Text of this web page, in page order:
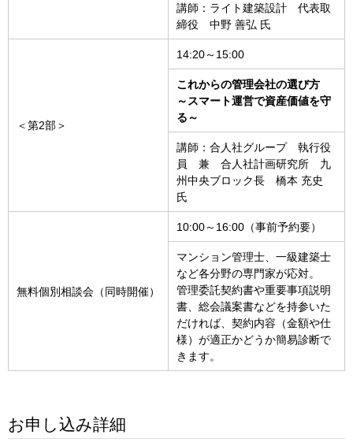
講師：ライト建築設計 代表取
締役 中野 善弘 氏
＜第2部＞
14:20～15:00
これからの管理会社の選び方
～スマート運営で資産価値を守
る～
講師：合人社グループ 執行役
員 兼 合人社計画研究所 九
州中央ブロック長 橋本 充史
氏
無料個別相談会（同時開催）
10:00～16:00（事前予約要）
マンション管理士、一級建築士
など各分野の専門家が応対。
管理委託契約書や重要事項説明
書、総会議案書などを持参いた
だければ、契約内容（金額や仕
様）が適正かどうか簡易診断で
きます。
お申し込み詳細